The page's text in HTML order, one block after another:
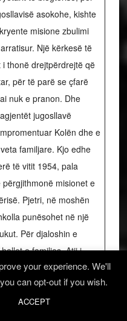
asokohe, kishte
misione zbulimi
Një kërkesë të
thonë drejtpërdrejtë që
për të parë se çfarë
nuk e pranon. Dhe
jugosllavë
Kolën dhe e
familjare. Kjo edhe
të vitit 1954, pala
misionet e
Pjetri, në moshën
punësohet në një
Për djaloshin e
e familjes. Atij i
babai ishte në moshë të
merrej me punët e
e gjysëm, ata jetojnë
your experience. We'll
can opt-out if you wish.
ACCEPT